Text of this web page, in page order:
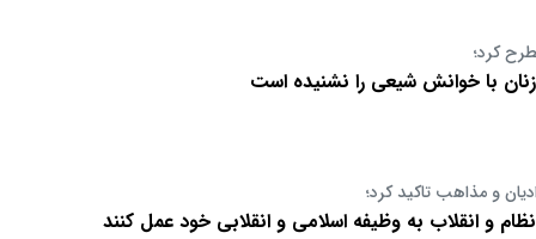
کرد؛
با خوانش شیعی را نشنیده است
و مذاهب تاکید کرد؛
و انقلاب به وظیفه اسلامی و انقلابی خود عمل کنند